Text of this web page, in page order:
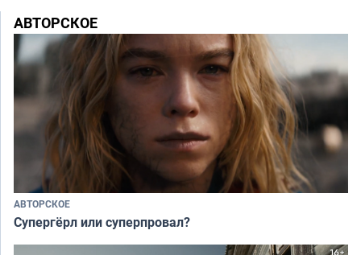
АВТОРСКОЕ
АВТОРСКОЕ
Супергёрл или суперпровал?